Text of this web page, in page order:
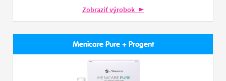
Zobraziť výrobok
Menicare Pure + Progent